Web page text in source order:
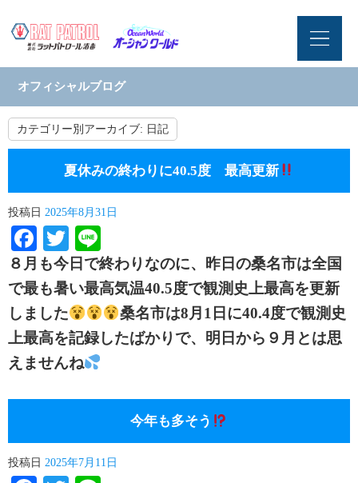
オフィシャルブログ
カテゴリー別アーカイブ: 日記
夏休みの終わりに40.5度 最高更新
投稿日 2025年8月31日
Facebook
Twitter
８月も今日で終わりなのに、昨日の桑名市は全国
で最も暑い最高気温40.5度で観測史上最高を更新
しました
桑名市は8月1日に40.4度で観測史
上最高を記録したばかりで、明日から９月とは思
えませんね
今年も多そう
投稿日 2025年7月11日